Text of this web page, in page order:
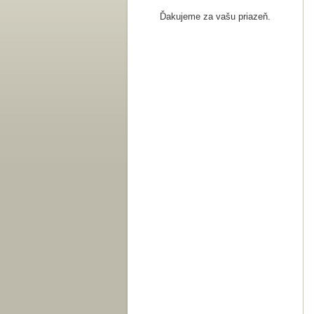
Ďakujeme za vašu priazeň.